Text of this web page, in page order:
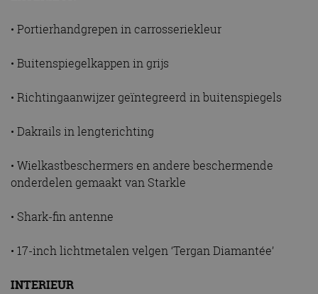
• Portierhandgrepen in carrosseriekleur
• Buitenspiegelkappen in grijs
• Richtingaanwijzer geïntegreerd in buitenspiegels
• Dakrails in lengterichting
• Wielkastbeschermers en andere beschermende
onderdelen gemaakt van Starkle
• Shark-fin antenne
• 17-inch lichtmetalen velgen ‘Tergan Diamantée’
INTERIEUR